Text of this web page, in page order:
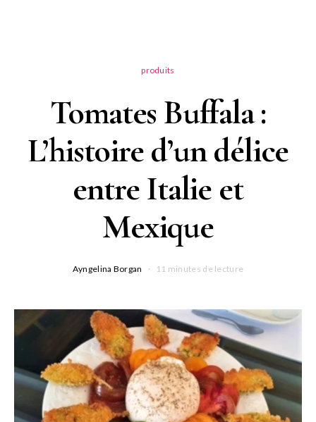
produits
Tomates Buffala :
L’histoire d’un délice
entre Italie et
Mexique
Ayngelina Borgan 11 minutes de lecture